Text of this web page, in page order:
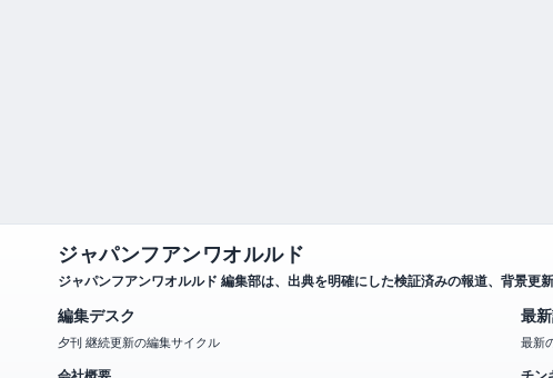
ジャパンフアンワオルルド
ジャパンフアンワオルルド 編集部は、出典を明確にした検証済みの報道、背景更
編集デスク
夕刊 継続更新の編集サイクル
最
最新